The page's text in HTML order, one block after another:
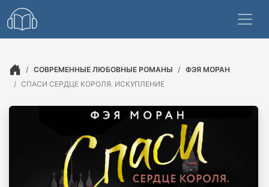
СОВРЕМЕННЫЕ ЛЮБОВНЫЕ РОМАНЫ
ФЭЯ МОРАН
СПАСИ СЕРДЦЕ КОРОЛЯ. ИСКУПЛЕНИЕ